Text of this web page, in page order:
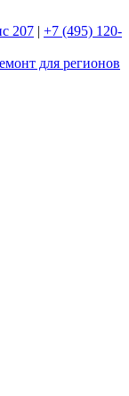
207 | +7 (495) 120-
для регионов